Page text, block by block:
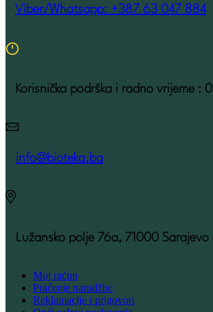
Viber/Whatsapp: +387 63 047 884
Korisnička podrška i radno vrijeme :
info@bioteka.ba
Lužansko polje 76a, 71000 Sarajevo
Moj račun
Praćenje narudžbe
Reklamacije i prigovori